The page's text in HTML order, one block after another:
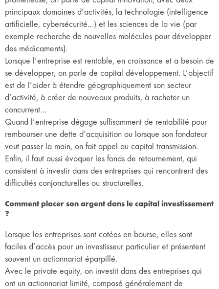
principaux domaines d’activités, la technologie (intelligence
artificielle, cybersécurité…) et les sciences de la vie (par
exemple recherche de nouvelles molécules pour développer
des médicaments).
Lorsque l’entreprise est rentable, en croissance et a besoin de
se développer, on parle de capital développement. L’objectif
est de l’aider à étendre géographiquement son secteur
d’activité, à créer de nouveaux produits, à racheter un
concurrent…
Quand l’entreprise dégage suffisamment de rentabilité pour
rembourser une dette d’acquisition ou lorsque son fondateur
veut passer la main, on fait appel au capital transmission.
Enfin, il faut aussi évoquer les fonds de retournement, qui
consistent à investir dans des entreprises qui rencontrent des
difficultés conjoncturelles ou structurelles.
Comment placer son argent dans le capital investissement
?
Lorsque les entreprises sont cotées en bourse, elles sont
faciles d’accès pour un investisseur particulier et présentent
souvent un actionnariat éparpillé.
Avec le private equity, on investit dans des entreprises qui
ont un actionnariat limité, composé généralement de